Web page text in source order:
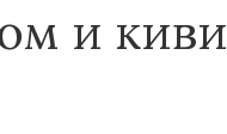
и киви